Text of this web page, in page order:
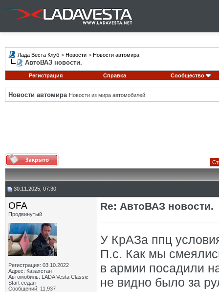
Лада Веста Клуб > Новости > Новости автомира
АвтоВАЗ новости.
Регистрация Справка Сообщество
Новости автомира Новости из мира автомобилей.
30.11.2025, 07:30
OFA
Продвинутый
Регистрация: 03.10.2022
Адрес: Казахстан
Автомобиль: LADA Vesta Classic
Start седан
Сообщений: 11,937
Re: АвтоВАЗ новости.
У КрАЗа ппц
П.с. Как мы
в армии посадили
не видно было за